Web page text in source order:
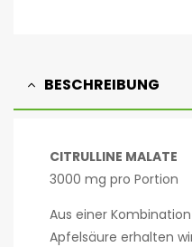
BESCHREIBUNG
CITRULLINE MALATE
3000 mg pro Portion
Aus einer
Apfelsäure erhalten